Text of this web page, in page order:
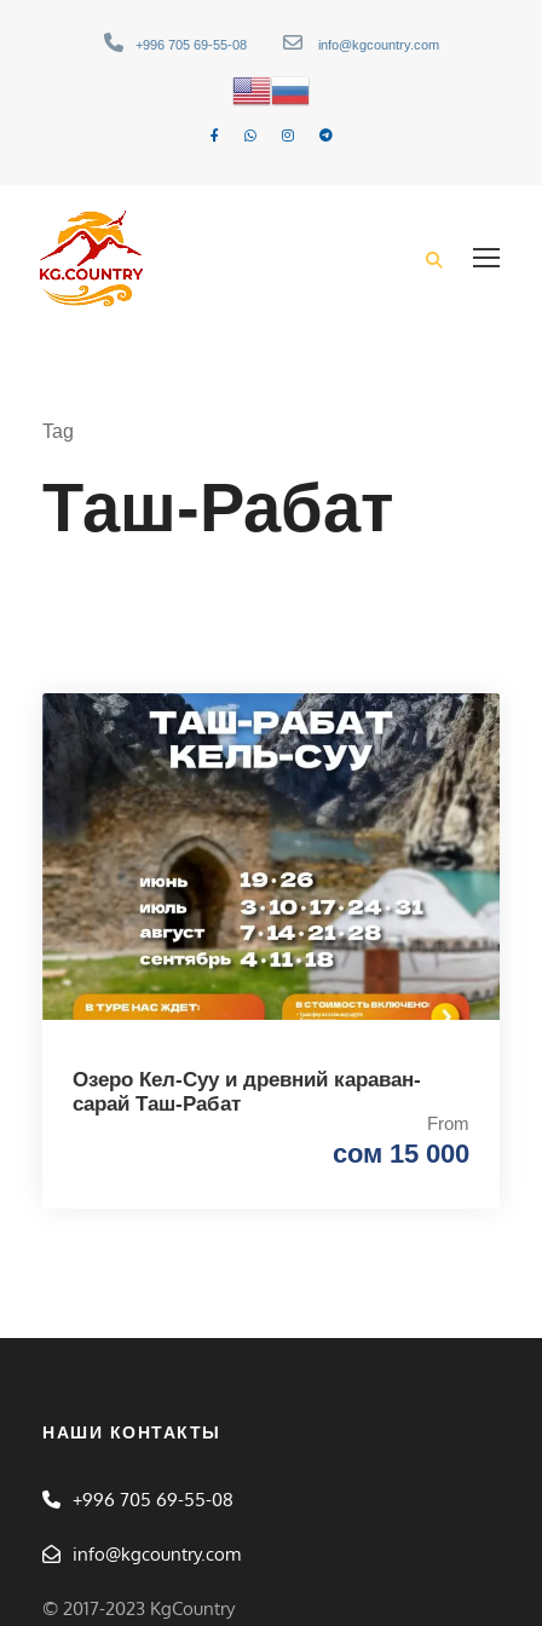
+996 705 69-55-08 info@kgcountry.com
Tag
Таш-Рабат
Озеро Кел-Суу и древний караван-
сарай Таш-Рабат
From
сом 15 000
НАШИ КОНТАКТЫ
+996 705 69-55-08
info@kgcountry.com
© 2017-2023 KgCountry